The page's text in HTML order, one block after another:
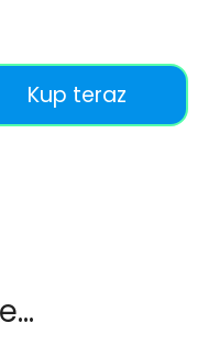
Kup teraz